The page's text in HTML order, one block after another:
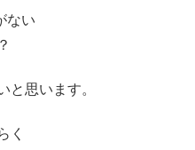
ない
と思います。
く